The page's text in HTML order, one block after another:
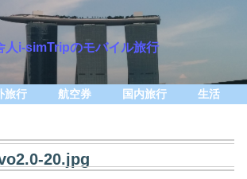
人i-simTripのモバイル旅行
旅行 航空券 国内旅行 生活
20.jpg